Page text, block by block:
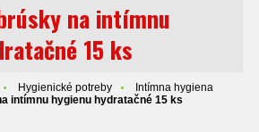
na intímnu
15 ks
Hygienické potreby
Intímna hygiena
intímnu hygienu hydratačné 15 ks